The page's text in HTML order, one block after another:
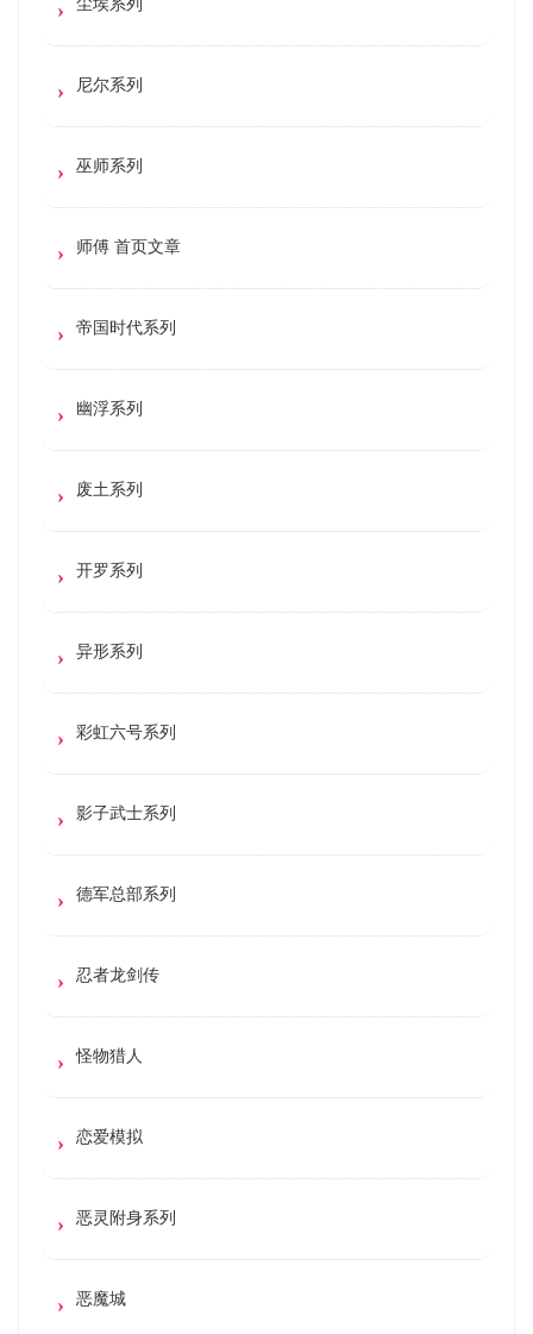
尼尔系列
巫师系列
师傅 首页文章
帝国时代系列
幽浮系列
废土系列
开罗系列
异形系列
彩虹六号系列
影子武士系列
德军总部系列
忍者龙剑传
怪物猎人
恋爱模拟
恶灵附身系列
恶魔城